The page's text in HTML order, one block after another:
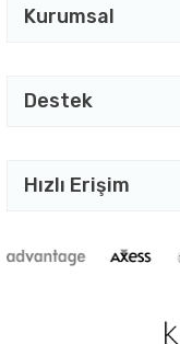
Kurumsal
Destek
Hızlı Erişim